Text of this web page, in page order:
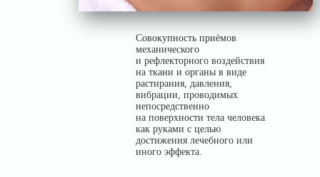
Cовокупность приёмов
механического
и рефлекторного воздействия
на ткани и органы в виде
растирания, давления,
вибрации, проводимых
непосредственно
на поверхности тела человека
как руками с целью
достижения лечебного или
иного эффекта.